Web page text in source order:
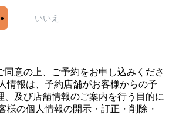
いいえ
同意の上、ご予約をお申し込みくださ
情報は、予約店舗がお客様からの予
、及び店舗情報のご案内を行う目的に
様の個人情報の開示・訂正・削除・